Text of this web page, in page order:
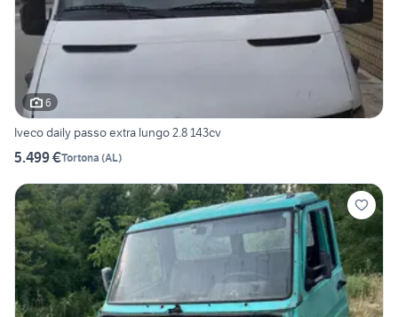
6
Iveco daily passo extra lungo 2.8 143cv
5.499 €Tortona (AL)